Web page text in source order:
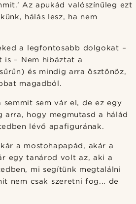
Az apukád valószínűleg ezt
hálás lesz, ha nem
a legfontosabb dolgokat –
is – Nem hibáztat a
és mindig arra ösztönöz,
magadból.
semmit sem vár el, de ez egy
arra, hogy megmutasd a hálád
lévő apafigurának.
a mostohapapád, akár a
egy tanárod volt az, aki a
mi segítünk megtalálni
nem csak szeretni fog... de